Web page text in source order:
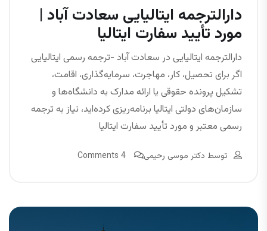
دارالترجمه ایتالیایی سعادت آباد |
مورد تأیید سفارت ایتالیا
دارالترجمه ایتالیایی در سعادت آباد -ترجمه رسمی ایتالیایی
اگر برای تحصیل، کار، مهاجرت، سرمایه‌گذاری، اقامت،
تشکیل پرونده حقوقی یا ارائه مدارک به دانشگاه‌ها و
سازمان‌های دولتی ایتالیا برنامه‌ریزی کرده‌اید، نیاز به ترجمه
رسمی معتبر و مورد تأیید سفارت ایتالیا
توسط دکتر موسی رحیمی 4 Comments